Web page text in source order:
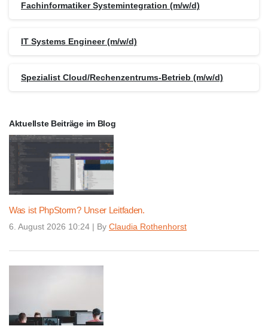
Fachinformatiker Systemintegration (m/w/d)
IT Systems Engineer (m/w/d)
Spezialist Cloud/Rechenzentrums-Betrieb (m/w/d)
Aktuellste Beiträge im Blog
Was ist PhpStorm? Unser Leitfaden.
6. August 2026 10:24 | By Claudia Rothenhorst